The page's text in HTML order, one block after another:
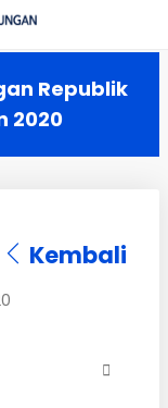
Republik
2020
Kembali